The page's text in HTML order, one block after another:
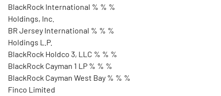
BlackRock International % % %
Holdings, Inc.
BR Jersey International % % %
Holdings L.P.
BlackRock Holdco 3, LLC % % %
BlackRock Cayman 1 LP % % %
BlackRock Cayman West Bay % % %
Finco Limited